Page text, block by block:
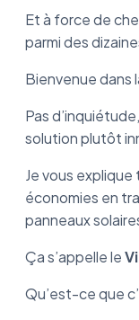
Et à force de
parmi des
Bienvenue dans
Pas d’inquiétude,
solution plutôt
Je vous
économies en
panneaux
Ça s’appelle le
Qu’est-ce que